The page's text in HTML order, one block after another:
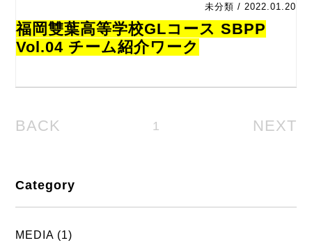
未分類 / 2022.01.20
福岡雙葉高等学校GLコース SBPP
Vol.04 チーム紹介ワーク
BACK 1 NEXT
Category
MEDIA (1)